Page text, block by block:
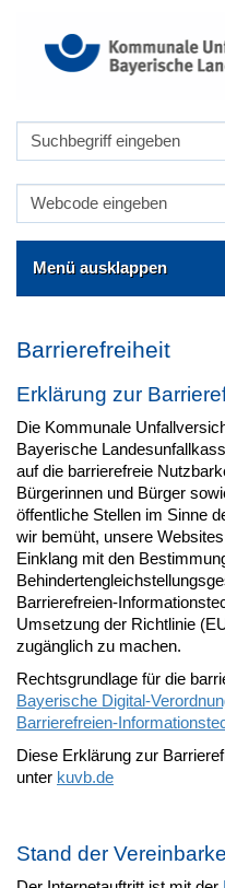
Menü ausklappen
Barrierefreiheit
Erklärung zur
Die Kommunale
Bayerische
auf die barrierefreie
Bürgerinnen und Bürger
öffentliche Stellen im Sinne
wir bemüht, unsere
Einklang mit den
Barrierefreien-
Umsetzung der Richtlinie
zugänglich zu machen.
Rechtsgrundlage für die
Bayerische Digital-
Barrierefreien-
Diese Erklärung zur
unter kuvb.de
Stand der